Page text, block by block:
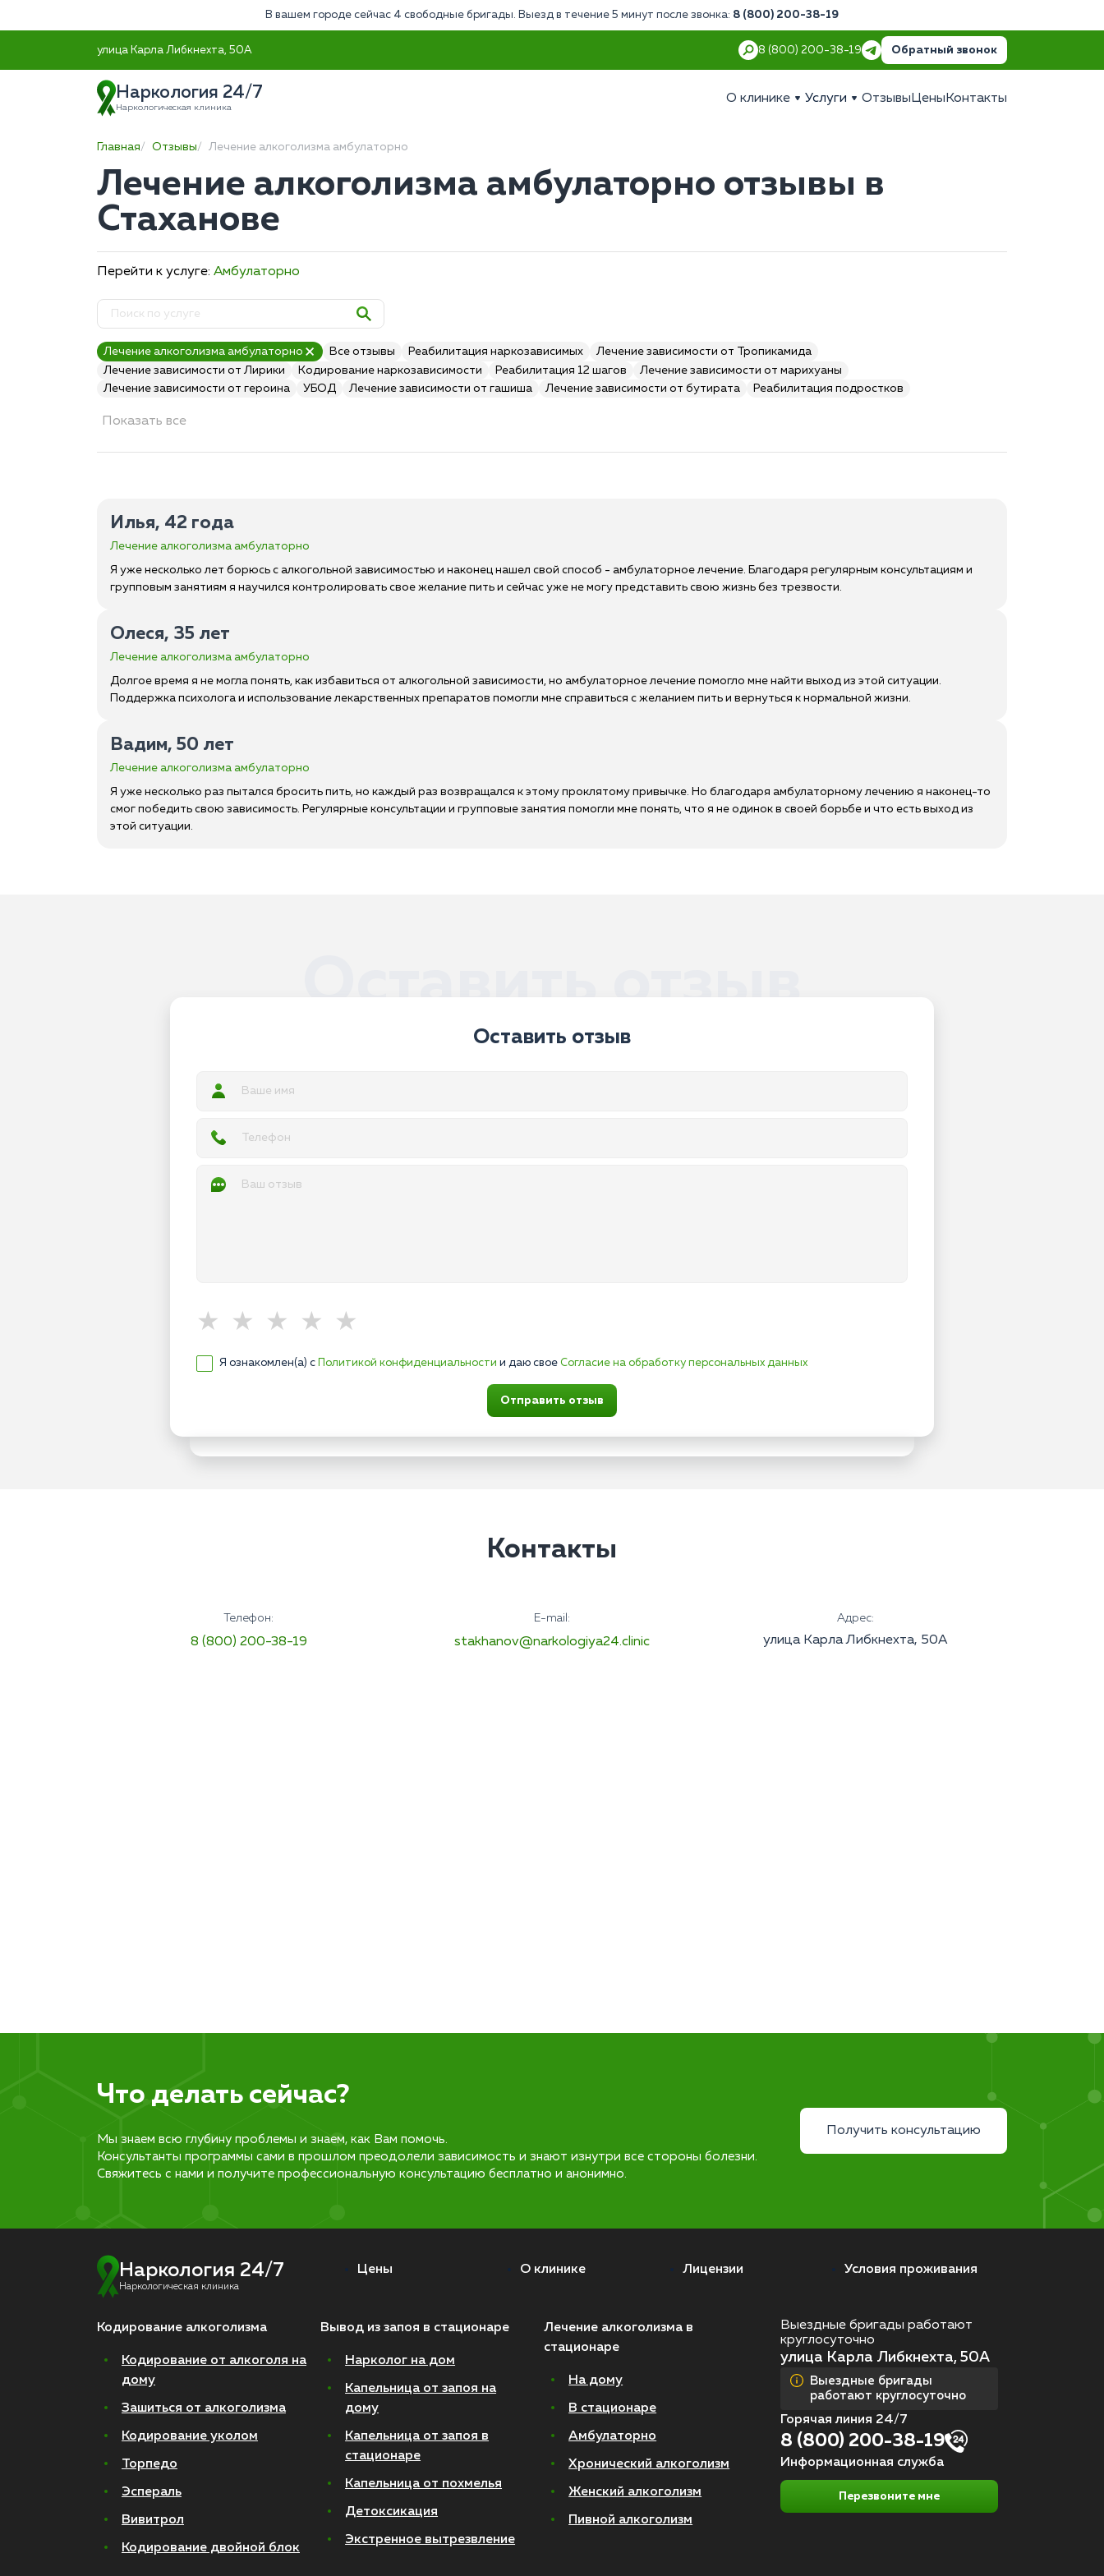
В вашем городе сейчас 4 свободные бригады. Выезд в течение 5 минут после звонка: 8 (800) 200-38-19
улица Карла Либкнехта, 50А 8 (800) 200-38-19 Обратный звонок
Наркология 24/7
Наркологическая клиника
О клинике Услуги Отзывы Цены Контакты
Главная Отзывы Лечение алкоголизма амбулаторно
Лечение алкоголизма амбулаторно отзывы в
Стаханове
Перейти к услуге: Амбулаторно
Лечение алкоголизма амбулаторно Все отзывы Реабилитация наркозависимых
Лечение зависимости от Тропикамида
Лечение зависимости от Лирики
Кодирование наркозависимости Реабилитация 12 шагов
Лечение зависимости от марихуаны
Лечение зависимости от героина
УБОД Лечение зависимости от гашиша Лечение зависимости от бутирата Реабилитация подростков
Показать все
Илья, 42 года
Лечение алкоголизма амбулаторно
Я уже несколько лет борюсь с алкогольной зависимостью и наконец нашел свой способ - амбулаторное лечение. Благодаря регулярным консультациям и
групповым занятиям я научился контролировать свое желание пить и сейчас уже не могу представить свою жизнь без трезвости.
Олеся, 35 лет
Лечение алкоголизма амбулаторно
Долгое время я не могла понять, как избавиться от алкогольной зависимости, но амбулаторное лечение помогло мне найти выход из этой ситуации.
Поддержка психолога и использование лекарственных препаратов помогли мне справиться с желанием пить и вернуться к нормальной жизни.
Вадим, 50 лет
Лечение алкоголизма амбулаторно
Я уже несколько раз пытался бросить пить, но каждый раз возвращался к этому проклятому привычке. Но благодаря амбулаторному лечению я наконец-то
смог победить свою зависимость. Регулярные консультации и групповые занятия помогли мне понять, что я не одинок в своей борьбе и что есть выход из
этой ситуации.
Оставить отзыв
Оставить отзыв
Я ознакомлен(а) с Политикой конфиденциальности и даю свое Согласие на обработку персональных данных
Отправить отзыв
Контакты
Телефон:
8 (800) 200-38-19
E-mail:
stakhanov@narkologiya24.clinic
Адрес:
улица Карла Либкнехта, 50А
Что делать сейчас?
Мы знаем всю глубину проблемы и знаем, как Вам помочь.
Консультанты программы сами в прошлом преодолели зависимость и знают изнутри все стороны болезни.
Свяжитесь с нами и получите профессиональную консультацию бесплатно и анонимно.
Получить консультацию
Наркология 24/7
Наркологическая клиника
Цены О клинике Лицензии Условия проживания
Кодирование алкоголизма
Кодирование от алкоголя на
дому
Зашиться от алкоголизма
Кодирование уколом
Торпедо
Эспераль
Вивитрол
Кодирование двойной блок
Вывод из запоя в стационаре
Нарколог на дом
Капельница от запоя на
дому
Капельница от запоя в
стационаре
Капельница от похмелья
Детоксикация
Экстренное вытрезвление
Лечение алкоголизма в
стационаре
На дому
В стационаре
Амбулаторно
Хронический алкоголизм
Женский алкоголизм
Пивной алкоголизм
Выездные бригады работают
круглосуточно
улица Карла Либкнехта, 50А
Выездные бригады
работают круглосуточно
Горячая линия 24/7
8 (800) 200-38-19
Информационная служба
Перезвоните мне